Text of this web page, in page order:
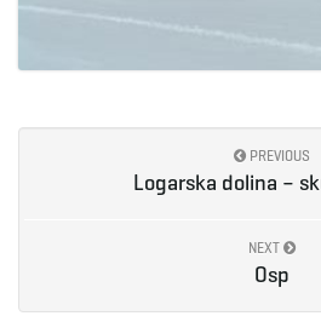
PREVIOUS
Logarska dolina –
NEXT
Osp